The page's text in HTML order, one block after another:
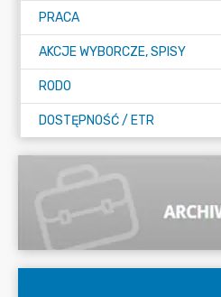
PRACA
AKCJE WYBORCZE, SPISY
RODO
DOSTĘPNOŚĆ / ETR